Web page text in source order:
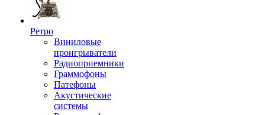
Ретро
Виниловые
проигрыватели
Радиоприемники
Граммофоны
Патефоны
Акустические
системы